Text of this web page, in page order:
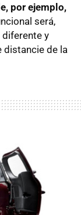
por ejemplo,
será,
diferente y
distancie de la